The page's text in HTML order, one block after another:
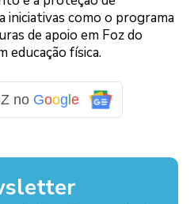
iniciativas como o programa
de apoio em Foz do
educação física.
no Goog e